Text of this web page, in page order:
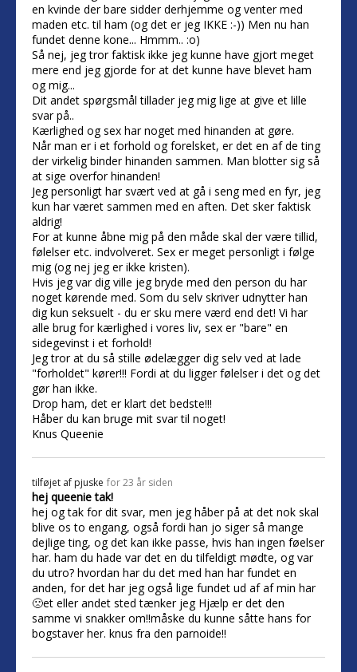
en kvinde der bare sidder derhjemme og venter med
maden etc. til ham (og det er jeg IKKE :-)) Men nu han
fundet denne kone... Hmmm.. :o)
Så nej, jeg tror faktisk ikke jeg kunne have gjort meget
mere end jeg gjorde for at det kunne have blevet ham
og mig...
Dit andet spørgsmål tillader jeg mig lige at give et lille
svar på..
Kærlighed og sex har noget med hinanden at gøre.
Når man er i et forhold og forelsket, er det en af de ting
der virkelig binder hinanden sammen. Man blotter sig så
at sige overfor hinanden!
Jeg personligt har svært ved at gå i seng med en fyr, jeg
kun har været sammen med en aften. Det sker faktisk
aldrig!
For at kunne åbne mig på den måde skal der være tillid,
følelser etc. indvolveret. Sex er meget personligt i følge
mig (og nej jeg er ikke kristen).
Hvis jeg var dig ville jeg bryde med den person du har
noget kørende med. Som du selv skriver udnytter han
dig kun seksuelt - du er sku mere værd end det! Vi har
alle brug for kærlighed i vores liv, sex er "bare" en
sidegevinst i et forhold!
Jeg tror at du så stille ødelægger dig selv ved at lade
"forholdet" kører!!! Fordi at du ligger følelser i det og det
gør han ikke.
Drop ham, det er klart det bedste!!!
Håber du kan bruge mit svar til noget!
Knus Queenie
tilføjet af pjuske for 23 år siden
hej queenie tak!
hej og tak for dit svar, men jeg håber på at det nok skal
blive os to engang, også fordi han jo siger så mange
dejlige ting, og det kan ikke passe, hvis han ingen føelser
har. ham du hade var det en du tilfeldigt mødte, og var
du utro? hvordan har du det med han har fundet en
anden, for det har jeg også lige fundet ud af af min har
🙁et eller andet sted tænker jeg Hjælp er det den
samme vi snakker om!!måske du kunne såtte hans for
bogstaver her. knus fra den parnoide!!